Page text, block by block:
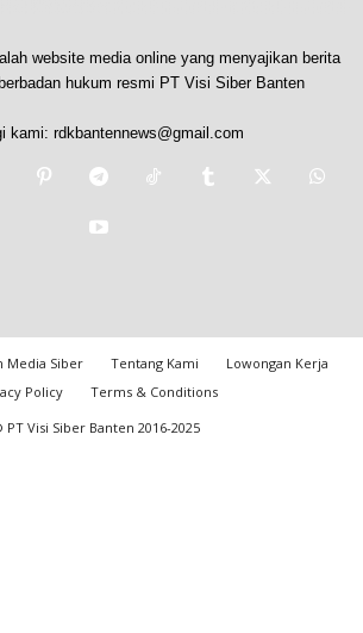
website media online yang menyajikan berita
hukum resmi PT Visi Siber Banten
kami: rdkbantennews@gmail.com
Media Siber Tentang Kami
Lowongan Kerja
Policy
Terms & Conditions
PT Visi Siber Banten 2016-2025